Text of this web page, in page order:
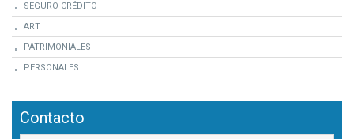
SEGURO CRÉDITO
ART
PATRIMONIALES
PERSONALES
Contacto